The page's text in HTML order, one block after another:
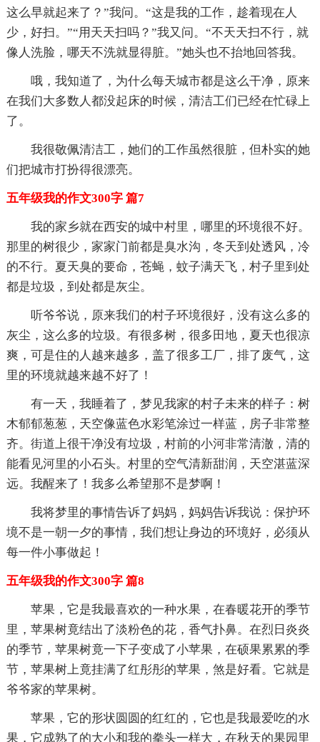
这么早就起来了？”我问。“这是我的工作，趁着现在人
少，好扫。”“用天天扫吗？”我又问。“不天天扫不行，就
像人洗脸，哪天不洗就显得脏。”她头也不抬地回答我。
哦，我知道了，为什么每天城市都是这么干净，原来
在我们大多数人都没起床的时候，清洁工们已经在忙碌上
了。
我很敬佩清洁工，她们的工作虽然很脏，但朴实的她
们把城市打扮得很漂亮。
五年级我的作文300字 篇7
我的家乡就在西安的城中村里，哪里的环境很不好。
那里的树很少，家家门前都是臭水沟，冬天到处透风，冷
的不行。夏天臭的要命，苍蝇，蚊子满天飞，村子里到处
都是垃圾，到处都是灰尘。
听爷爷说，原来我们的村子环境很好，没有这么多的
灰尘，这么多的垃圾。有很多树，很多田地，夏天也很凉
爽，可是住的人越来越多，盖了很多工厂，排了废气，这
里的环境就越来越不好了！
有一天，我睡着了，梦见我家的村子未来的样子：树
木郁郁葱葱，天空像蓝色水彩笔涂过一样蓝，房子非常整
齐。街道上很干净没有垃圾，村前的小河非常清澈，清的
能看见河里的小石头。村里的空气清新甜润，天空湛蓝深
远。我醒来了！我多么希望那不是梦啊！
我将梦里的事情告诉了妈妈，妈妈告诉我说：保护环
境不是一朝一夕的事情，我们想让身边的环境好，必须从
每一件小事做起！
五年级我的作文300字 篇8
苹果，它是我最喜欢的一种水果，在春暖花开的季节
里，苹果树竟结出了淡粉色的花，香气扑鼻。在烈日炎炎
的季节，苹果树竟一下子变成了小苹果，在硕果累累的季
节，苹果树上竟挂满了红彤彤的苹果，煞是好看。它就是
爷爷家的苹果树。
苹果，它的形状圆圆的红红的，它也是我最爱吃的水
果，它成熟了的大小和我的拳头一样大，在秋天的果园里